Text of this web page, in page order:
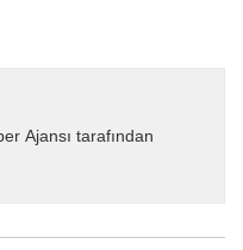
Ajansı tarafından